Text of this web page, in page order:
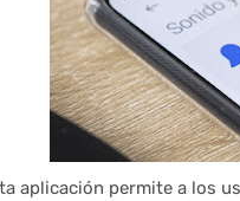
aplicación permite a los